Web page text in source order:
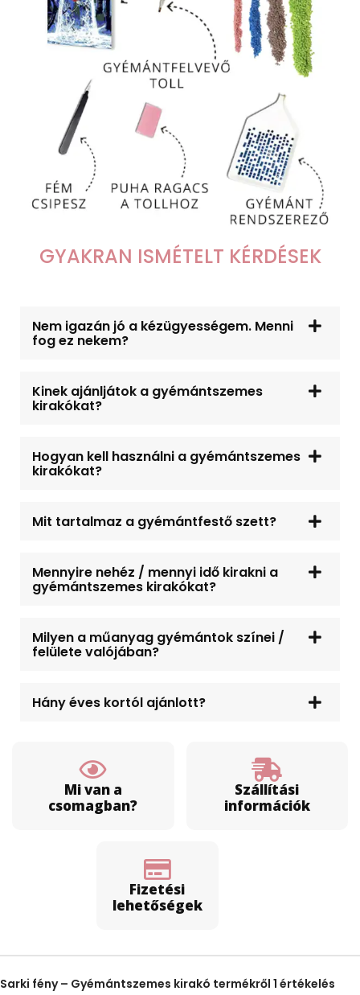
GYAKRAN ISMÉTELT KÉRDÉSEK
Nem igazán jó a kézügyességem. Menni
fog ez nekem?
Kinek ajánljátok a gyémántszemes
kirakókat?
Hogyan kell használni a gyémántszemes
kirakókat?
Mit tartalmaz a gyémántfestő szett?
Mennyire nehéz / mennyi idő kirakni a
gyémántszemes kirakókat?
Milyen a műanyag gyémántok színei /
felülete valójában?
Hány éves kortól ajánlott?
Mi van a
csomagban?
Szállítási
információk
Fizetési
lehetőségek
Sarki fény – Gyémántszemes kirakó termékről 1 értékelés